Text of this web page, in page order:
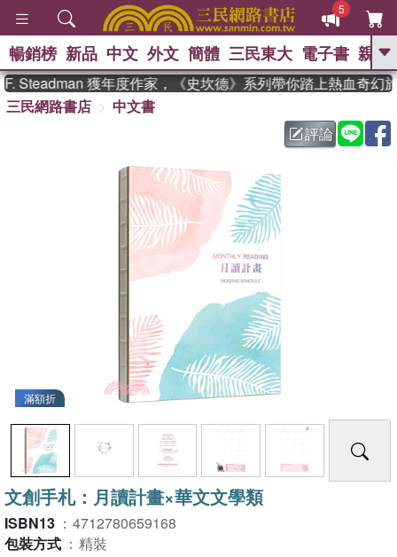
5
GO
父親節 、 花開錦
方念華 、 台灣的
李登輝時代
、 偉大的迷走神經 、
群喵 、 臺灣漫遊錄
暢銷榜 新品 中文 外文 簡體 三民東大 電子書 親子
Steadman 獲年度作家，《史坎德》系列帶你踏上熱血奇幻旅
三民網路書店
中文書
評論
滿額折
文創手札：月讀計畫×華文文學類
ISBN13 ： 4712780659168
包裝方式 ： 精裝